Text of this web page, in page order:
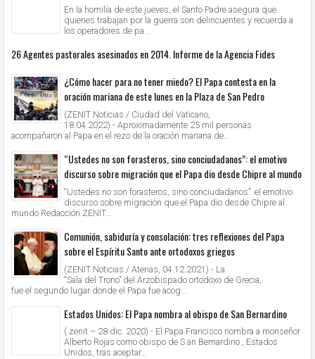
En la homilía de este jueves, el Santo Padre asegura que
quienes trabajan por la guerra son delincuentes y recuerda a
los operadores de pa...
26 Agentes pastorales asesinados en 2014. Informe de la Agencia Fides
¿Cómo hacer para no tener miedo? El Papa contesta en la
oración mariana de este lunes en la Plaza de San Pedro
(ZENIT Noticias / Ciudad del Vaticano,
18.04.2022).- Aproximadamente 25 mil personas
acompañaron al Papa en el rezo de la oración mariana de...
“Ustedes no son forasteros, sino conciudadanos”: el emotivo
discurso sobre migración que el Papa dio desde Chipre al mundo
“Ustedes no son forasteros, sino conciudadanos”: el emotivo
discurso sobre migración que el Papa dio desde Chipre al
mundo Redacción ZENIT...
Comunión, sabiduría y consolación: tres reflexiones del Papa
sobre el Espíritu Santo ante ortodoxos griegos
(ZENIT Noticias / Atenas, 04.12.2021).- La
“Sala del Trono” del Arzobispado ortodoxo de Grecia,
fue el segundo lugar donde el Papa fue acog...
Estados Unidos: El Papa nombra al obispo de San Bernardino
( zenit – 28 dic. 2020).- El Papa Francisco nombra a monseñor
Alberto Rojas como obispo de S an Bernardino , Estados
Unidos, tras aceptar...